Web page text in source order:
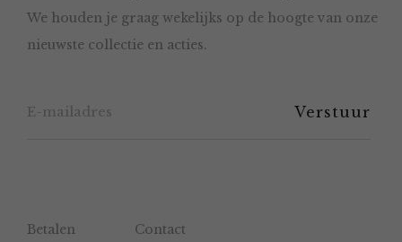
We houden je graag wekelijks op de hoogte van onze
nieuwste collectie en acties.
Betalen Contact